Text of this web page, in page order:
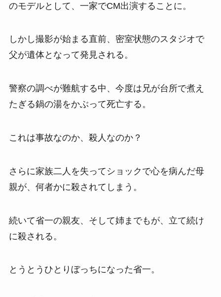
のモデルとして、一家でCM出演することに。
しかし撮影が始まる直前、密室状態のスタジオで
父が遺体となって発見される。
警察の調べが難航する中、今度は兄が台所で煮え
たぎる鍋の湯をかぶって死亡する。
これは事故なのか、殺人なのか？
さらに家族二人を失ってショックで心を病んだ母
親が、何者かに殺されてしまう。
続いて省一の親友、そして姉までもが、立て続け
に殺される。
とうとうひとりぼっちになった省一。